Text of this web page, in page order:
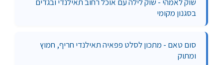
בסגנון מקומי
סום טאם - מתכון לסלט פפאיה תאילנדי חריף, חמוץ
ומתוק